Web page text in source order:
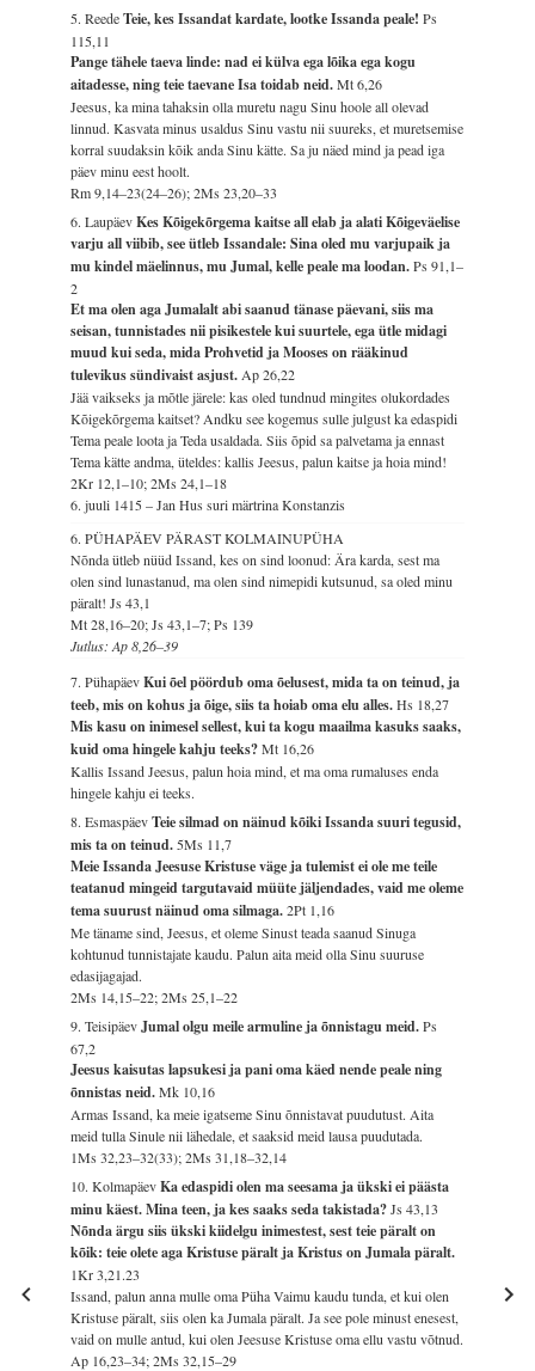
5. ReedeTeie, kes Issandat kardate, lootke Issanda peale!Ps
115,11
Pange tähele taeva linde: nad ei külva ega lõika ega kogu
aitadesse, ning teie taevane Isa toidab neid.Mt 6,26
Jeesus, ka mina tahaksin olla muretu nagu Sinu hoole all olevad
linnud. Kasvata minus usaldus Sinu vastu nii suureks, et muretsemise
korral suudaksin kõik anda Sinu kätte. Sa ju näed mind ja pead iga
päev minu eest hoolt.
Rm 9,14–23(24–26); 2Ms 23,20–33
6. LaupäevKes Kõigekõrgema kaitse all elab ja alati Kõigeväelise
varju all viibib, see ütleb Issandale: Sina oled mu varjupaik ja
mu kindel mäelinnus, mu Jumal, kelle peale ma loodan.Ps 91,1–
2
Et ma olen aga Jumalalt abi saanud tänase päevani, siis ma
seisan, tunnistades nii pisikestele kui suurtele, ega ütle midagi
muud kui seda, mida Prohvetid ja Mooses on rääkinud
tulevikus sündivaist asjust.Ap 26,22
Jää vaikseks ja mõtle järele: kas oled tundnud mingites olukordades
Kõigekõrgema kaitset? Andku see kogemus sulle julgust ka edaspidi
Tema peale loota ja Teda usaldada. Siis õpid sa palvetama ja ennast
Tema kätte andma, üteldes: kallis Jeesus, palun kaitse ja hoia mind!
2Kr 12,1–10; 2Ms 24,1–18
6. juuli 1415 – Jan Hus suri märtrina Konstanzis
6. PÜHAPÄEV PÄRAST KOLMAINUPÜHA
Nõnda ütleb nüüd Issand, kes on sind loonud: Ära karda, sest ma
olen sind lunastanud, ma olen sind nimepidi kutsunud, sa oled minu
päralt!Js 43,1
Mt 28,16–20; Js 43,1–7; Ps 139
Jutlus: Ap 8,26–39
7. PühapäevKui õel pöördub oma õelusest, mida ta on teinud, ja
teeb, mis on kohus ja õige, siis ta hoiab oma elu alles.Hs 18,27
Mis kasu on inimesel sellest, kui ta kogu maailma kasuks saaks,
kuid oma hingele kahju teeks?Mt 16,26
Kallis Issand Jeesus, palun hoia mind, et ma oma rumaluses enda
hingele kahju ei teeks.
8. EsmaspäevTeie silmad on näinud kõiki Issanda suuri tegusid,
mis ta on teinud.5Ms 11,7
Meie Issanda Jeesuse Kristuse väge ja tulemist ei ole me teile
teatanud mingeid targutavaid müüte jäljendades, vaid me oleme
tema suurust näinud oma silmaga.2Pt 1,16
Me täname sind, Jeesus, et oleme Sinust teada saanud Sinuga
kohtunud tunnistajate kaudu. Palun aita meid olla Sinu suuruse
edasijagajad.
2Ms 14,15–22; 2Ms 25,1–22
9. TeisipäevJumal olgu meile armuline ja õnnistagu meid.Ps
67,2
Jeesus kaisutas lapsukesi ja pani oma käed nende peale ning
õnnistas neid.Mk 10,16
Armas Issand, ka meie igatseme Sinu õnnistavat puudutust. Aita
meid tulla Sinule nii lähedale, et saaksid meid lausa puudutada.
1Ms 32,23–32(33); 2Ms 31,18–32,14
10. KolmapäevKa edaspidi olen ma seesama ja ükski ei päästa
minu käest. Mina teen, ja kes saaks seda takistada?Js 43,13
Nõnda ärgu siis ükski kiidelgu inimestest, sest teie päralt on
kõik: teie olete aga Kristuse päralt ja Kristus on Jumala päralt.
1Kr 3,21.23
Issand, palun anna mulle oma Püha Vaimu kaudu tunda, et kui olen
Kristuse päralt, siis olen ka Jumala päralt. Ja see pole minust enesest,
vaid on mulle antud, kui olen Jeesuse Kristuse oma ellu vastu võtnud.
Ap 16,23–34; 2Ms 32,15–29